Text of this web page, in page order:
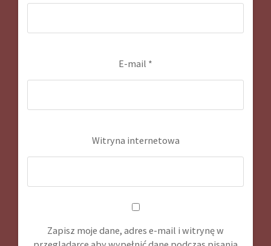
E-mail *
Witryna internetowa
Zapisz moje dane, adres e-mail i witrynę w